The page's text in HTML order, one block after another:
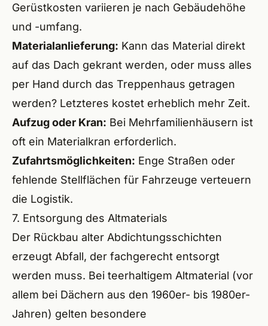
Gerüstkosten variieren je nach Gebäudehöhe
und -umfang.
Materialanlieferung: Kann das Material direkt
auf das Dach gekrant werden, oder muss alles
per Hand durch das Treppenhaus getragen
werden? Letzteres kostet erheblich mehr Zeit.
Aufzug oder Kran: Bei Mehrfamilienhäusern ist
oft ein Materialkran erforderlich.
Zufahrtsmöglichkeiten: Enge Straßen oder
fehlende Stellflächen für Fahrzeuge verteuern
die Logistik.
7. Entsorgung des Altmaterials
Der Rückbau alter Abdichtungsschichten
erzeugt Abfall, der fachgerecht entsorgt
werden muss. Bei teerhaltigem Altmaterial (vor
allem bei Dächern aus den 1960er- bis 1980er-
Jahren) gelten besondere